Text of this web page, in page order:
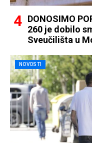
DONOSIMO
260 je dobilo
Sveučilišta u
NOVOSTI